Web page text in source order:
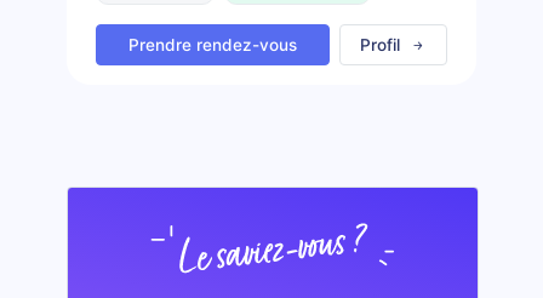
Prendre rendez-vous Profil